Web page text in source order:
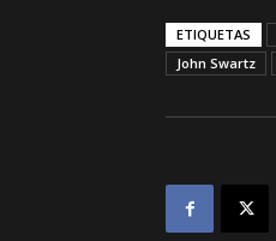
ETIQUETAS
John Swartz